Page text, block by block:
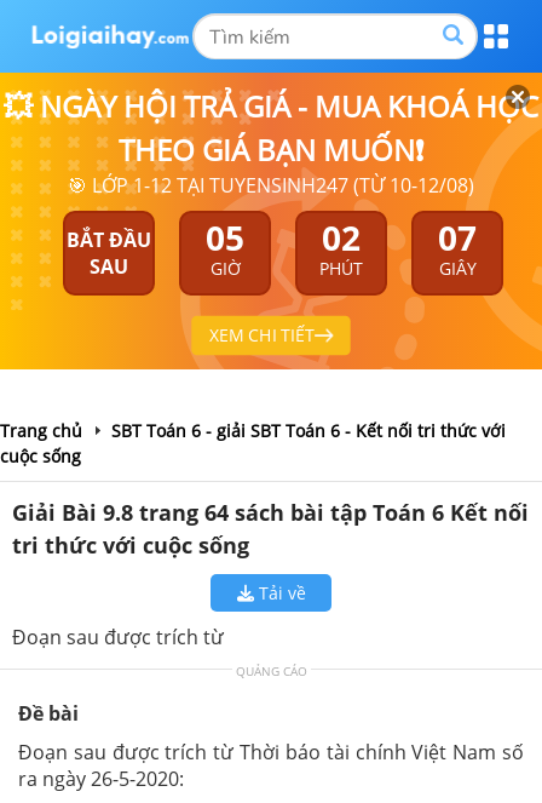
💥 NGÀY HỘI TRẢ GIÁ - MUA KHOÁ HỌC
THEO GIÁ BẠN MUỐN❗
🎯 LỚP 1-12 TẠI TUYENSINH247 (TỪ 10-12/08)
BẮT ĐẦU
SAU
05
GIỜ
02
PHÚT
07
GIÂY
XEM CHI TIẾT
Trang chủ
SBT Toán 6 - giải SBT Toán 6 - Kết nối tri thức với
cuộc sống
Giải Bài 9.8 trang 64 sách bài tập Toán 6 Kết nối
tri thức với cuộc sống
Tải về
Đoạn sau được trích từ
QUẢNG CÁO
Đề bài
Đoạn sau được trích từ Thời báo tài chính Việt Nam số
ra ngày 26-5-2020: